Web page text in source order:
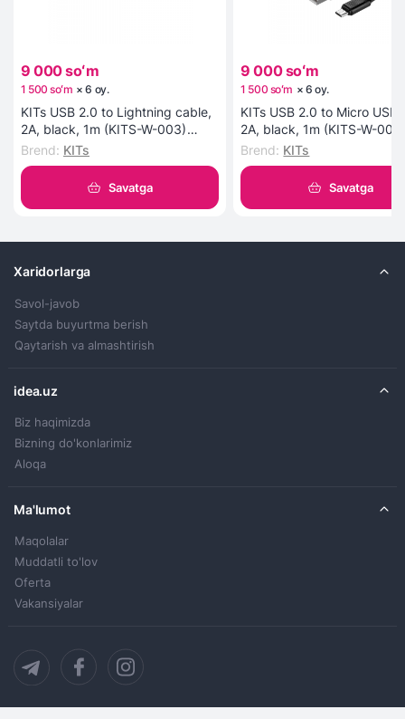
9 000 soʻm
1 500 soʻm ×6 oy.
KITs USB 2.0 to Lightning cable,
2A, black, 1m (KITS-W-003)
kabeli
Brend: KITs
Savatga
9 000 soʻm
1 500 soʻm × 6 oy.
KITs USB 2.0 to Micro USB
2A, black, 1m (KITS-W-
kabeli
Brend: KITs
Savatga
Xaridorlarga
Savol-javob
Saytda buyurtma berish
Qaytarish va almashtirish
idea.uz
Biz haqimizda
Bizning do'konlarimiz
Aloqa
Ma'lumot
Maqolalar
Muddatli to'lov
Oferta
Vakansiyalar